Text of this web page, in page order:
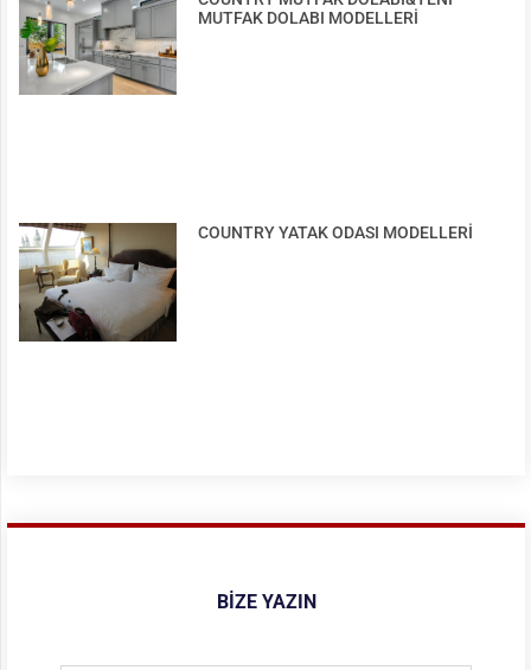
MUTFAK DOLABI MODELLERİ
COUNTRY YATAK ODASI MODELLERİ
BIZE YAZIN